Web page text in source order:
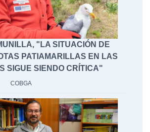
"LA SITUACIÓN DE
PATIAMARILLAS EN LAS
SIGUE SIENDO CRÍTICA"
COBGA